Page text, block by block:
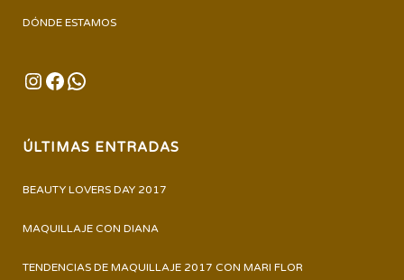
DÓNDE ESTAMOS
INSTAGRAM
FACEBOOK
WHATSAPP
ÚLTIMAS ENTRADAS
BEAUTY LOVERS DAY 2017
MAQUILLAJE CON DIANA
TENDENCIAS DE MAQUILLAJE 2017 CON MARI FLOR